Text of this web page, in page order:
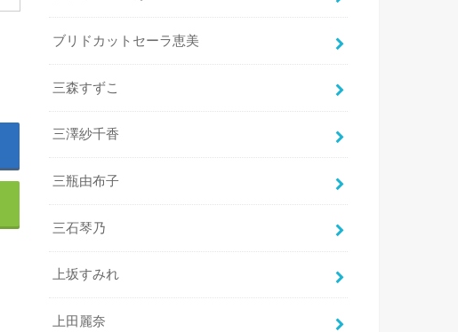
ブリドカットセーラ恵美
三森すずこ
三澤紗千香
三瓶由布子
三石琴乃
上坂すみれ
上田麗奈